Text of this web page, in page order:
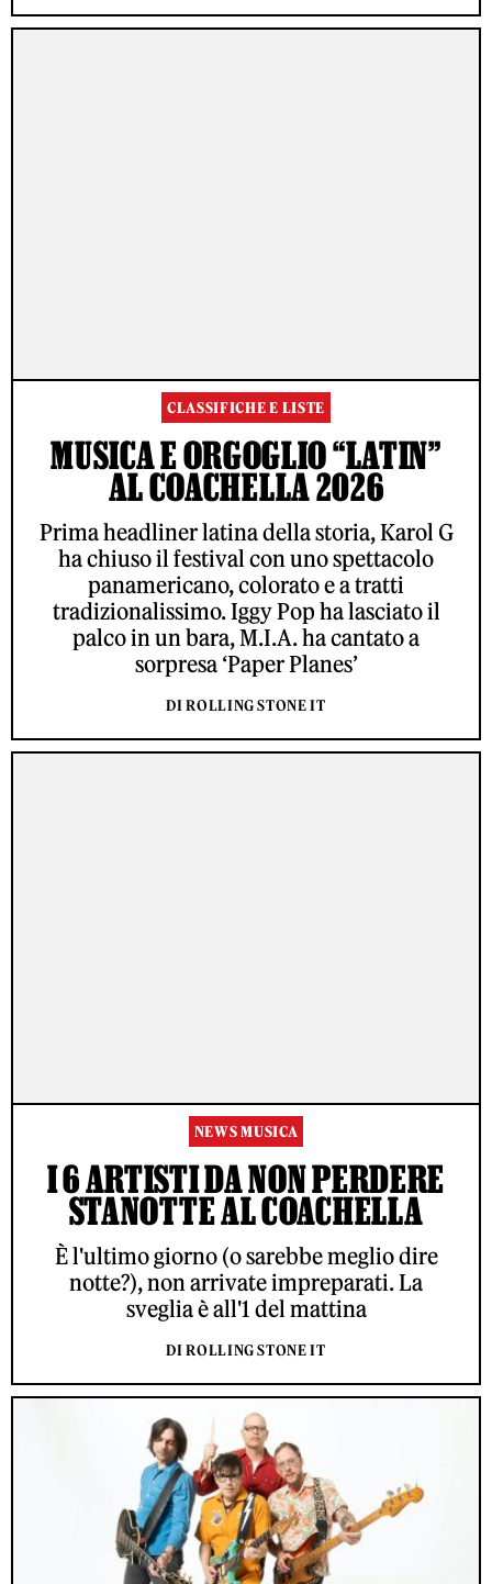
CLASSIFICHE E LISTE
MUSICA E ORGOGLIO “LATIN”
AL COACHELLA 2026
Prima headliner latina della storia, Karol G
ha chiuso il festival con uno spettacolo
panamericano, colorato e a tratti
tradizionalissimo. Iggy Pop ha lasciato il
palco in un bara, M.I.A. ha cantato a
sorpresa ‘Paper Planes’
DI ROLLING STONE IT
NEWS MUSICA
I 6 ARTISTI DA NON PERDERE
STANOTTE AL COACHELLA
È l'ultimo giorno (o sarebbe meglio dire
notte?), non arrivate impreparati. La
sveglia è all'1 del mattina
DI ROLLING STONE IT